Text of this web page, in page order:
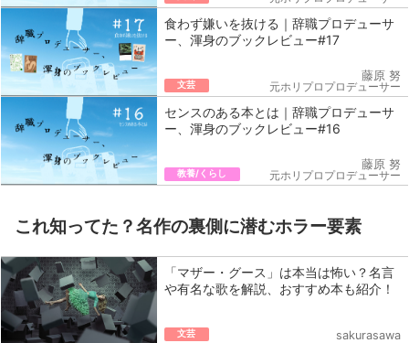
食わず嫌いを抜ける｜辞職プロデューサ
ー、渾身のブックレビュー#17
文芸
藤原 努
元ホリプロプロデューサー
センスのある本とは｜辞職プロデューサ
ー、渾身のブックレビュー#16
教養/くらし
藤原 努
元ホリプロプロデューサー
これ知ってた？名作の裏側に潜むホラー要素
「マザー・グース」は本当は怖い？名言
や有名な歌を解説、おすすめ本も紹介！
文芸 sakurasawa